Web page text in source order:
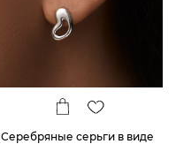
Серебряные серьги в виде